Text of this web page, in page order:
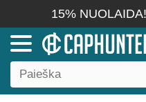
15% NUOLAIDA!